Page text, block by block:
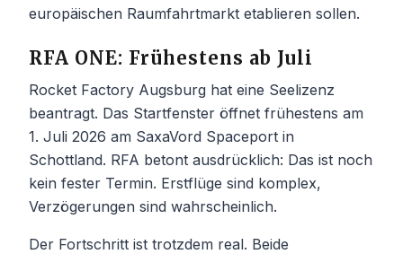
europäischen Raumfahrtmarkt etablieren sollen.
RFA ONE: Frühestens ab Juli
Rocket Factory Augsburg hat eine Seelizenz
beantragt. Das Startfenster öffnet frühestens am
1. Juli 2026 am SaxaVord Spaceport in
Schottland. RFA betont ausdrücklich: Das ist noch
kein fester Termin. Erstflüge sind komplex,
Verzögerungen sind wahrscheinlich.
Der Fortschritt ist trotzdem real. Beide